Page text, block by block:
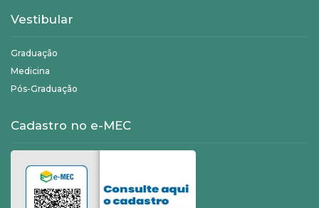
Vestibular
Graduação
Medicina
Pós-Graduação
Cadastro no e-MEC